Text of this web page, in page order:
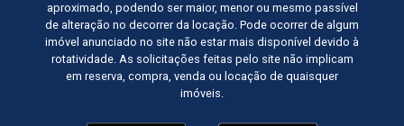
aproximado, podendo ser maior, menor ou mesmo passível
de alteração no decorrer da locação. Pode ocorrer de algum
imóvel anunciado no site não estar mais disponível devido à
rotatividade. As solicitações feitas pelo site não implicam
em reserva, compra, venda ou locação de quaisquer
imóveis.